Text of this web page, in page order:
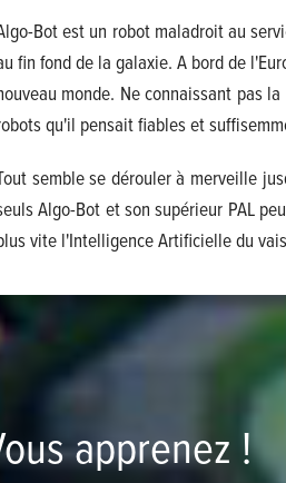
Bot est un robot maladroit au
fin fond de la galaxie. A bord de
monde. Ne connaissant pas
qu'il pensait fiables et
semble se dérouler à merveille
Algo-Bot et son supérieur PAL
vite l'Intelligence Artificielle du
apprenez !